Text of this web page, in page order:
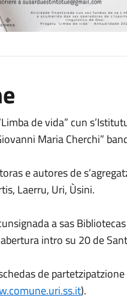
de vida” cun
Maria Cherchi”
e autores de
Laerru, Uri, Ùsini.
a sas
intro su 20 de
de
).